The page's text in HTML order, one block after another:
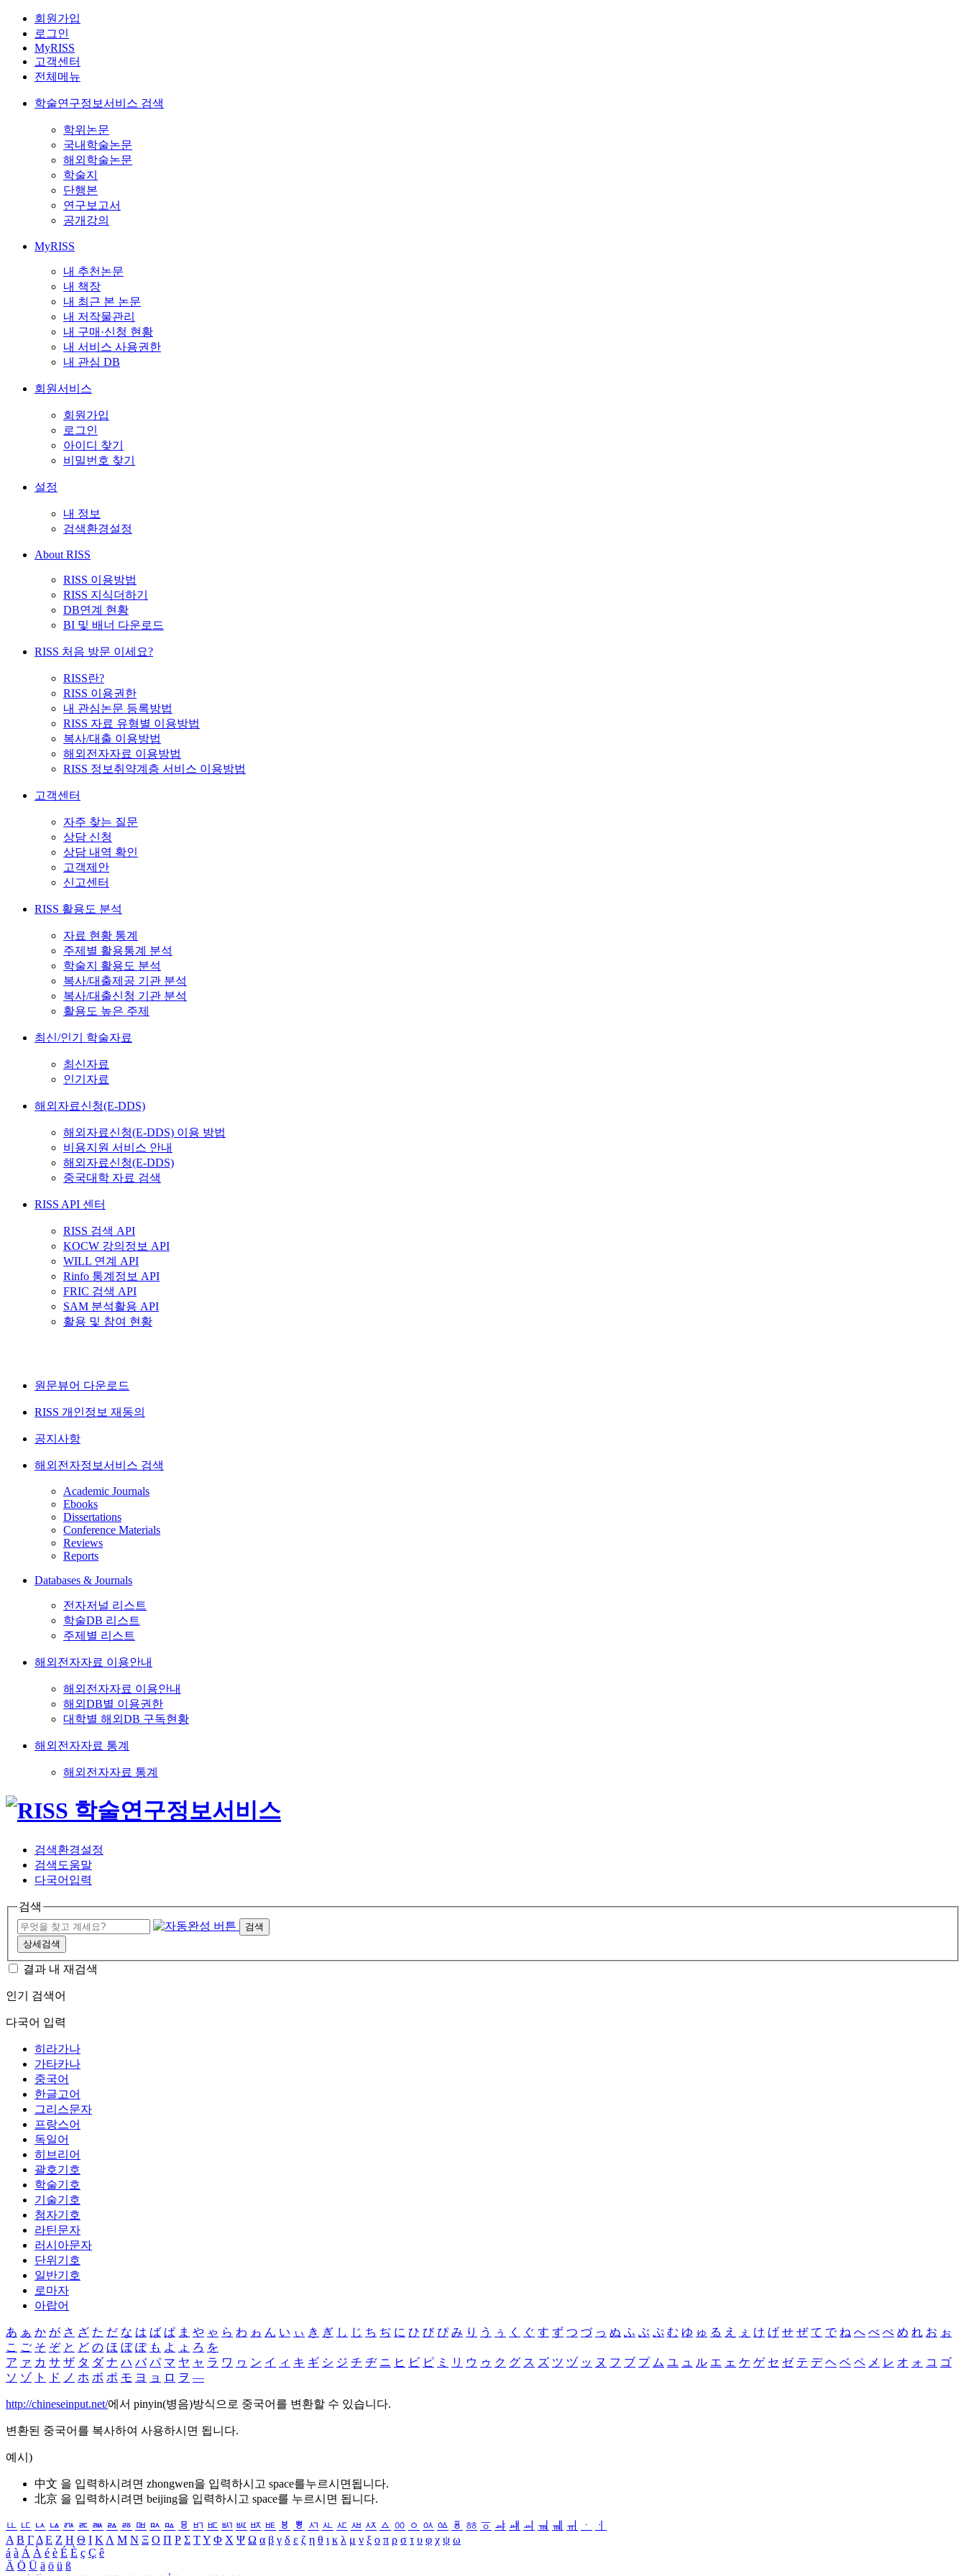
회원가입
로그인
MyRISS
고객센터
전체메뉴
학술연구정보서비스 검색
학위논문
국내학술논문
해외학술논문
학술지
단행본
연구보고서
공개강의
MyRISS
내 추천논문
내 책장
내 최근 본 논문
내 저작물관리
내 구매·신청 현황
내 서비스 사용권한
내 관심 DB
회원서비스
회원가입
로그인
아이디 찾기
비밀번호 찾기
설정
내 정보
검색환경설정
About RISS
RISS 이용방법
RISS 지식더하기
DB연계 현황
BI 및 배너 다운로드
RISS 처음 방문 이세요?
RISS란?
RISS 이용권한
내 관심논문 등록방법
RISS 자료 유형별 이용방법
복사/대출 이용방법
해외전자자료 이용방법
RISS 정보취약계층 서비스 이용방법
고객센터
자주 찾는 질문
상담 신청
상담 내역 확인
고객제안
신고센터
RISS 활용도 분석
자료 현황 통계
주제별 활용통계 분석
학술지 활용도 분석
복사/대출제공 기관 분석
복사/대출신청 기관 분석
활용도 높은 주제
최신/인기 학술자료
최신자료
인기자료
해외자료신청(E-DDS)
해외자료신청(E-DDS) 이용 방법
비용지원 서비스 안내
해외자료신청(E-DDS)
중국대학 자료 검색
RISS API 센터
RISS 검색 API
KOCW 강의정보 API
WILL 연계 API
Rinfo 통계정보 API
FRIC 검색 API
SAM 분석활용 API
활용 및 참여 현황
원문뷰어 다운로드
RISS 개인정보 재동의
공지사항
해외전자정보서비스 검색
Academic Journals
Ebooks
Dissertations
Conference Materials
Reviews
Reports
Databases & Journals
전자저널 리스트
학술DB 리스트
주제별 리스트
해외전자자료 이용안내
해외전자자료 이용안내
해외DB별 이용권한
대학별 해외DB 구독현황
해외전자자료 통계
해외전자자료 통계
검색환경설정
검색도움말
다국어입력
검색
검색
상세검색
결과 내 재검색
인기 검색어
다국어 입력
히라가나
가타카나
중국어
한글고어
그리스문자
프랑스어
독일어
히브리어
괄호기호
학술기호
기술기호
첨자기호
라틴문자
러시아문자
단위기호
일반기호
로마자
아랍어
あ ぁ か が さ ざ た だ な は ば ぱ ま や ゃ ら わ ゎ ん い ぃ き ぎ し じ ち ぢ に ひ び ぴ み り う ぅ く ぐ す ず つ づ っ ぬ ふ ぶ ぷ む ゆ ゅ る え ぇ け げ せ ぜ て で ね へ べ ぺ め れ お ぉ
こ ご そ ぞ と ど の ほ ぼ ぽ も よ ょ ろ を
ア ァ カ サ ザ タ ダ ナ ハ バ パ マ ヤ ャ ラ ワ ヮ ン イ ィ キ ギ シ ジ チ ヂ ニ ヒ ビ ピ ミ リ ウ ゥ ク グ ス ズ ツ ヅ ッ ヌ フ ブ プ ム ユ ュ ル エ ェ ケ ゲ セ ゼ テ デ ヘ ベ ペ メ レ オ ォ コ ゴ
ソ ゾ ト ド ノ ホ ボ ポ モ ヨ ョ ロ ヲ ―
http://chineseinput.net/에서 pinyin(병음)방식으로 중국어를 변환할 수 있습니다.
변환된 중국어를 복사하여 사용하시면 됩니다.
예시)
中文 을 입력하시려면 zhongwen을 입력하시고 space를누르시면됩니다.
北京 을 입력하시려면 beijing을 입력하시고 space를 누르시면 됩니다.
ㅥ ㅦ ㅧ ㅨ ㅩ ㅪ ㅫ ㅬ ㅭ ㅮ ㅯ ㅰ ㅱ ㅲ ㅳ ㅴ ㅵ ㅶ ㅷ ㅸ ㅹ ㅺ ㅻ ㅼ ㅽ ㅾ ㅿ ㆀ ㆁ ㆂ ㆃ ㆄ ㆅ ㆆ ㆇ ㆈ ㆉ ㆊ ㆋ ㆌ ㆍ
ㆎ
Α Β ΓΔ Ε Ζ Η Θ Ι ΚΛ Μ Ν Ξ Ο Π Ρ Σ ΤΥ Φ Χ Ψ Ω α β γ δ ε ζ η θ ι κ λ μ ν ξ ο π ρ σ τ υ φ χ ψ ω
á à Á À é è É È ç Ç ê
Ä Ö Ü ä ö ü ß